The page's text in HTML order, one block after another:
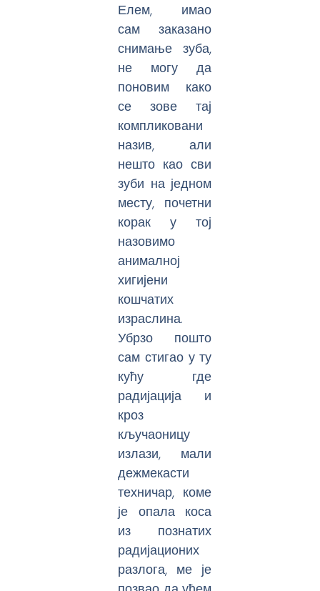
Елем, имао
сам заказано
снимање зуба,
не могу да
поновим како
се зове тај
компликовани
назив, али
нешто као сви
зуби на једном
месту, почетни
корак у тој
назовимо
анималној
хигијени
кошчатих
израслина.
Убрзо пошто
сам стигао у ту
кућу где
радијација и
кроз
кључаоницу
излази, мали
дежмекасти
техничар, коме
је опала коса
из познатих
радијационих
разлога, ме је